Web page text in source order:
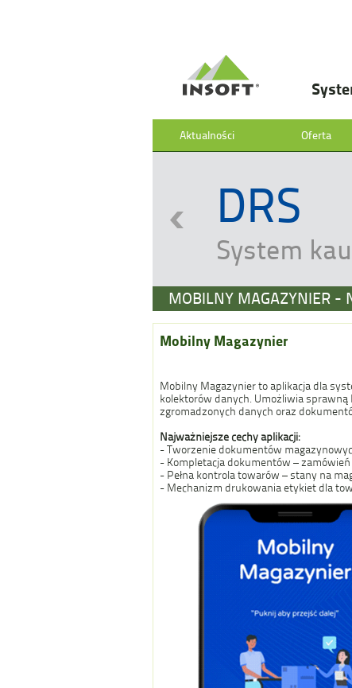
Aktualności Oferta
MOBILNY MAGAZYNIER -
DRS
System
Mobilny Magazynier
Mobilny Magazynier to aplikacja dla
kolektorów danych. Umożliwia
zgromadzonych danych oraz
Najważniejsze cechy aplikacji:
- Tworzenie dokumentów
- Kompletacja dokumentów –
- Pełna kontrola towarów – stany na
- Mechanizm drukowania etykiet dla